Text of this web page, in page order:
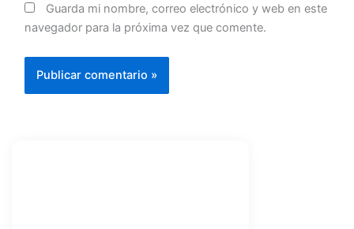
Guarda mi nombre, correo electrónico y web en este
navegador para la próxima vez que comente.